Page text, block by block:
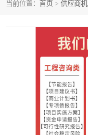
当前位置： 首页 > 供应商机
节能评估报告